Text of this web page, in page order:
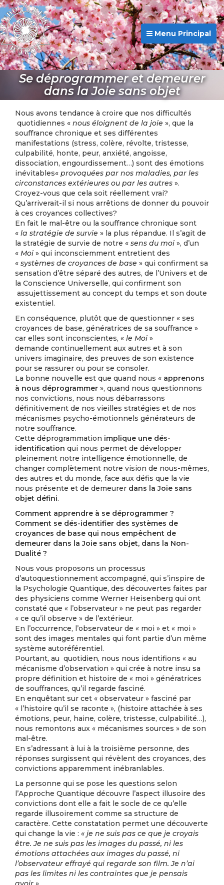
Menu Principal
Se déprogrammer et demeurer
dans la Joie sans objet
Nous avons tendance à croire que nos difficultés
quotidiennes « nous éloignent de la joie », que la
souffrance chronique et ses différentes
manifestations (stress, colère, révolte, tristesse,
culpabilité, honte, peur, anxiété, angoisse,
dissociation, engourdissement…) sont des émotions
inévitables« provoquées par nos maladies, par les
circonstances extérieures ou par les autres ».
Croyez-vous que cela soit réellement vrai?
Qu’arriverait-il si nous arrêtions de donner du pouvoir
à ces croyances collectives?
En fait le mal-être ou la souffrance chronique sont
« la stratégie de survie » la plus répandue. Il s’agit de
la stratégie de survie de notre « sens du moi », d’un
« Moi » qui inconsciemment entretient des
« systèmes de croyances de base » qui confirment sa
sensation d’être séparé des autres, de l’Univers et de
la Conscience Universelle, qui confirment son
assujettissement au concept du temps et son doute
existentiel.
En conséquence, plutôt que de questionner « ses
croyances de base, génératrices de sa souffrance »
car elles sont inconscientes, « le Moi »
demande continuellement aux autres et à son
univers imaginaire, des preuves de son existence
pour se rassurer ou pour se consoler.
La bonne nouvelle est que quand nous « apprenons
à nous déprogrammer », quand nous questionnons
nos convictions, nous nous débarrassons
définitivement de nos vieilles stratégies et de nos
mécanismes psycho-émotionnels générateurs de
notre souffrance.
Cette déprogrammation implique une dés-
identification qui nous permet de développer
pleinement notre intelligence émotionnelle, de
changer complètement notre vision de nous-mêmes,
des autres et du monde, face aux défis que la vie
nous présente et de demeurer dans la Joie sans
objet défini.
Comment apprendre à se déprogrammer ?
Comment se dés-identifier des systèmes de
croyances de base qui nous empêchent de
demeurer dans la Joie sans objet, dans la Non-
Dualité ?
Nous vous proposons un processus
d’autoquestionnement accompagné, qui s’inspire de
la Psychologie Quantique, des découvertes faites par
des physiciens comme Werner Heisenberg qui ont
constaté que « l’observateur » ne peut pas regarder
« ce qu’il observe » de l’extérieur.
En l’occurrence, l’observateur de « moi » et « moi »
sont des images mentales qui font partie d’un même
système autoréférentiel.
Pourtant, au quotidien, nous nous identifions « au
mécanisme d’observation » qui crée à notre insu sa
propre définition et histoire de « moi » génératrices
de souffrances, qu’il regarde fasciné.
En enquêtant sur cet « observateur » fasciné par
« l’histoire qu’il se raconte », (histoire attachée à ses
émotions, peur, haine, colère, tristesse, culpabilité…),
nous remontons aux « mécanismes sources » de son
mal-être.
En s’adressant à lui à la troisième personne, des
réponses surgissent qui révèlent des croyances, des
convictions apparemment inébranlables.
La personne qui se pose les questions selon
l’Approche Quantique découvre l’aspect illusoire des
convictions dont elle a fait le socle de ce qu’elle
regarde illusoirement comme sa structure de
caractère. Cette constatation permet une découverte
qui change la vie : « je ne suis pas ce que je croyais
être. Je ne suis pas les images du passé, ni les
émotions attachées aux images du passé, ni
l’observateur effrayé qui regarde son film. Je n’ai
pas les limites ni les contraintes que je pensais